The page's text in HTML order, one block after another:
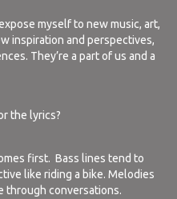
myself to new music, art,
inspiration and perspectives,
They’re a part of us and a
the lyrics?
first. Bass lines tend to
like riding a bike. Melodies
through conversations.